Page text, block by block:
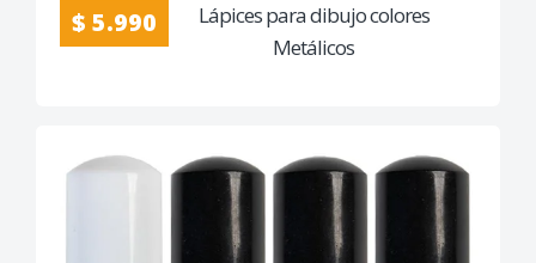
$ 5.990
Lápices para dibujo colores
Metálicos